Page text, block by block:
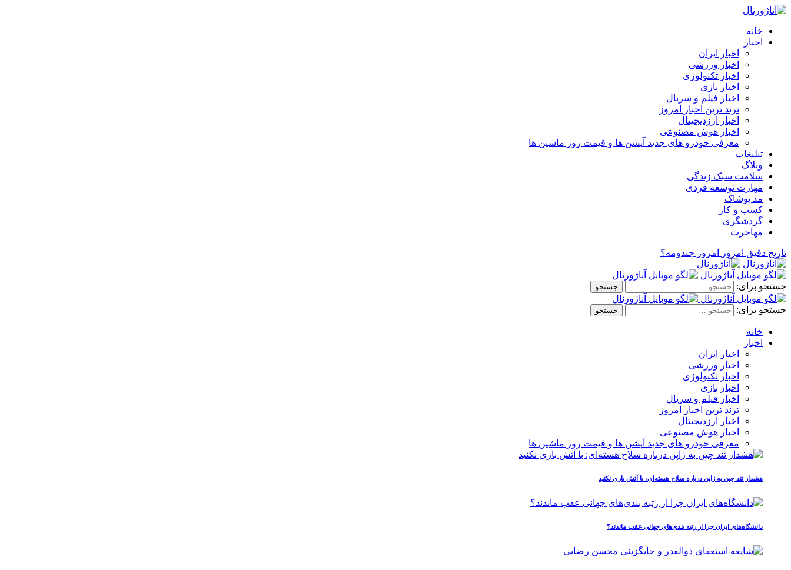
خانه
اخبار
اخبار ایران
اخبار ورزشی
اخبار تکنولوژی
اخبار بازی
اخبار فیلم و سریال
ترند ترین اخبار امروز
اخبار ارزدیجیتال
اخبار هوش مصنوعی
معرفی خودرو های جدید آپشن‌ ها و قیمت روز ماشین‌ ها
تبلیغات
وبلاگ
سلامت سبک زندگی
مهارت توسعه فردی
مد پوشاک
کسب و کار
گردشگری
مهاجرت
تاریخ دقیق امروز امروز چندومه؟
جستجو برای:
جستجو برای:
خانه
اخبار
اخبار ایران
اخبار ورزشی
اخبار تکنولوژی
اخبار بازی
اخبار فیلم و سریال
ترند ترین اخبار امروز
اخبار ارزدیجیتال
اخبار هوش مصنوعی
معرفی خودرو های جدید آپشن‌ ها و قیمت روز ماشین‌ ها
هشدار تند چین به ژاپن درباره سلاح هسته‌ای: با آتش بازی نکنید
دانشگاه‌های ایران چرا از رتبه‌ بندی‌های جهانی عقب ماندند؟